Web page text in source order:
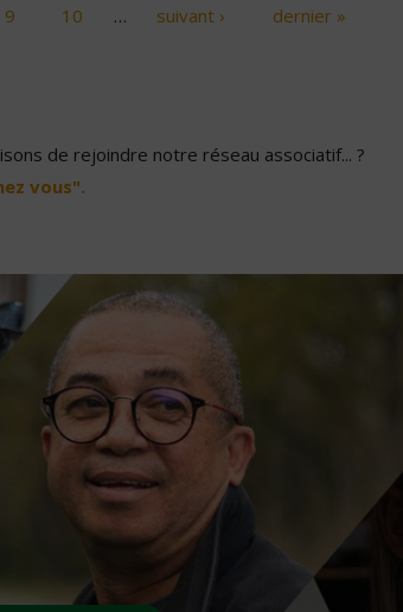
9 10 … suivant › dernier »
de rejoindre notre réseau associatif... ?
vous".